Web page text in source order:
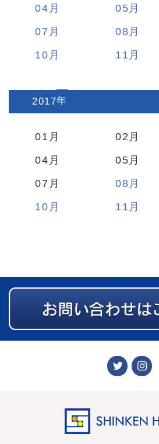
04
05
07
08
10
11
2017:
01 02
04
05
07
08
10
11